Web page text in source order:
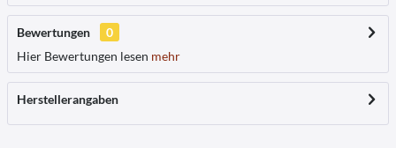
Bewertungen
0
Hier Bewertungen lesen mehr
Herstellerangaben